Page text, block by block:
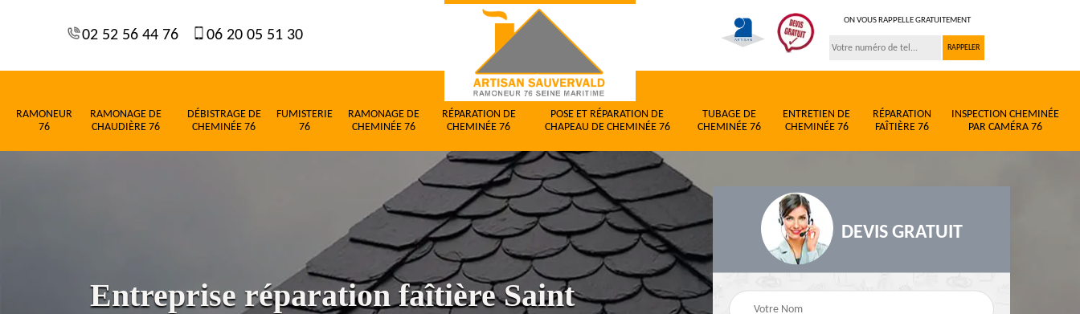
02 52 56 44 76 06 20 05 51 30
ON VOUS RAPPELLE GRATUITEMENT
RAMONEUR
76
RAMONAGE DE
CHAUDIÈRE 76
DÉBISTRAGE DE
CHEMINÉE 76
FUMISTERIE
76
RAMONAGE DE
CHEMINÉE 76
RÉPARATION DE
CHEMINÉE 76
POSE ET RÉPARATION DE
CHAPEAU DE CHEMINÉE 76
TUBAGE DE
CHEMINÉE 76
ENTRETIEN DE
CHEMINÉE 76
RÉPARATION
FAÎTIÈRE 76
INSPECTION CHEMINÉE
PAR CAMÉRA 76
Entreprise réparation faîtière Saint
DEVIS GRATUIT